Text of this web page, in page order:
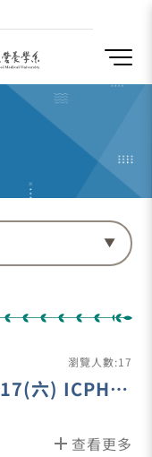
瀏覽人數:17
六) ICPH &
add 查看更多